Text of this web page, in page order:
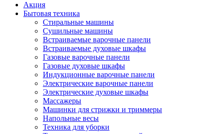
Акция
Бытовая техника
Стиральные машины
Сушильные машины
Встраиваемые варочные панели
Встраиваемые духовые шкафы
Газовые варочные панели
Газовые духовые шкафы
Индукционные варочные панели
Электрические варочные панели
Электрические духовые шкафы
Массажеры
Машинки для стрижки и триммеры
Напольные весы
Техника для уборки